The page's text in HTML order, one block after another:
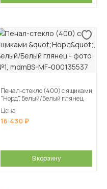
Пенал-стекло (400) с ящиками
"Норд", Белый/Белый глянец
Цена
16 430
В корзину